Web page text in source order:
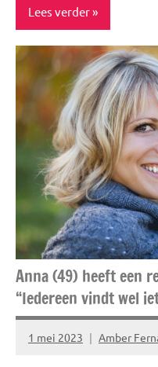
Lees verder
Interview
Anna (49) heeft een
“Iedereen vindt wel
1 mei 2023 Amber
Geen